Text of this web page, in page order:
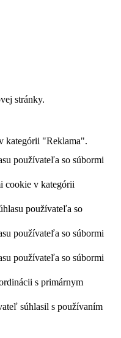
stránky.
kategórii "Reklama".
používateľa so súbormi
cookie v kategórii
používateľa so
používateľa so súbormi
používateľa so súbormi
s primárnym
súhlasil s používaním